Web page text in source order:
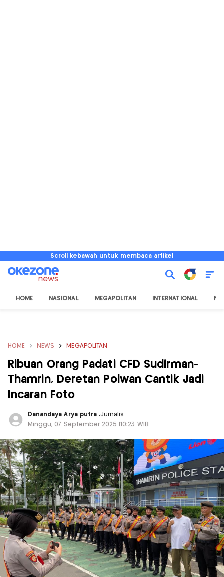
Scroll kebawah untuk membaca artikel
HOME NASIONAL MEGAPOLITAN INTERNATIONAL
HOME NEWS MEGAPOLITAN
Ribuan Orang Padati CFD Sudirman-
Thamrin, Deretan Polwan Cantik Jadi
Incaran Foto
Danandaya Arya putra,Jurnalis
Minggu, 07 September 2025 |10:23 WIB